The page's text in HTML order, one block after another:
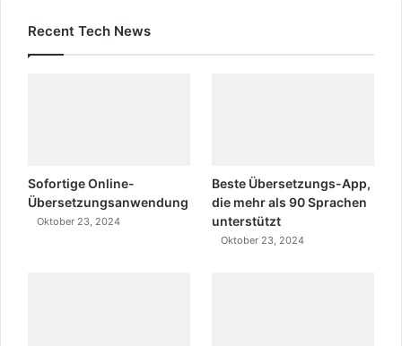
Recent Tech News
Sofortige Online-
Übersetzungsanwendung
Oktober 23, 2024
Beste Übersetzungs-App,
die mehr als 90 Sprachen
unterstützt
Oktober 23, 2024